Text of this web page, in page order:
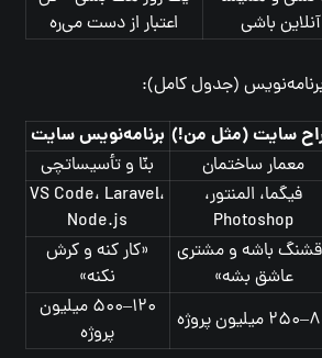
آنلاین باشی
اعتبار از دست می‌ره
(جدول کامل):
سایت (مثل من!) برنامه‌نویس سایت
معمار ساختمان
بنّا و تأسیساتچی
فیگما، المنتور،
Photoshop
VS Code، Laravel،
Node.js
باشه و مشتری
عاشق بشه»
«کار کنه و کرش
نکنه»
پروژه
۱۲۰–۵۰۰ میلیون
پروژه